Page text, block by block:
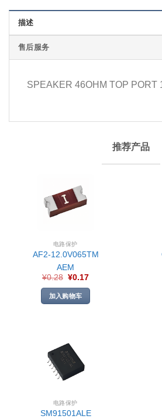
描述
售后服务
SPEAKER 46OHM TOP PORT
推荐产品
电路保护
AF2-12.0V065TM
AEM
¥0.28 ¥0.17
加入购物车
电路保护
SM91501ALE